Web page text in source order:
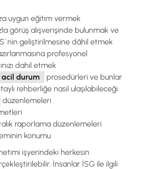
uygun eğitim vermek
görüş alışverişinde bulunmak ve
geliştirilmesine dâhil etmek
profesyonel
dahil etmek
acil durum
prosedürleri ve bunlar
rehberliğe nasıl ulaşılabileceği
düzenlemeleri
raporlama düzenlemeleri
konumu
işyerindeki herkesin
İnsanlar İSG ile ilgili